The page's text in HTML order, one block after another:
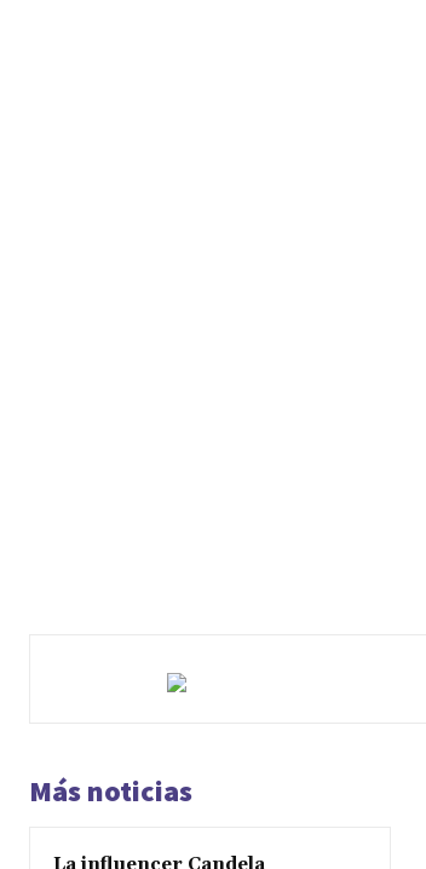
Más noticias